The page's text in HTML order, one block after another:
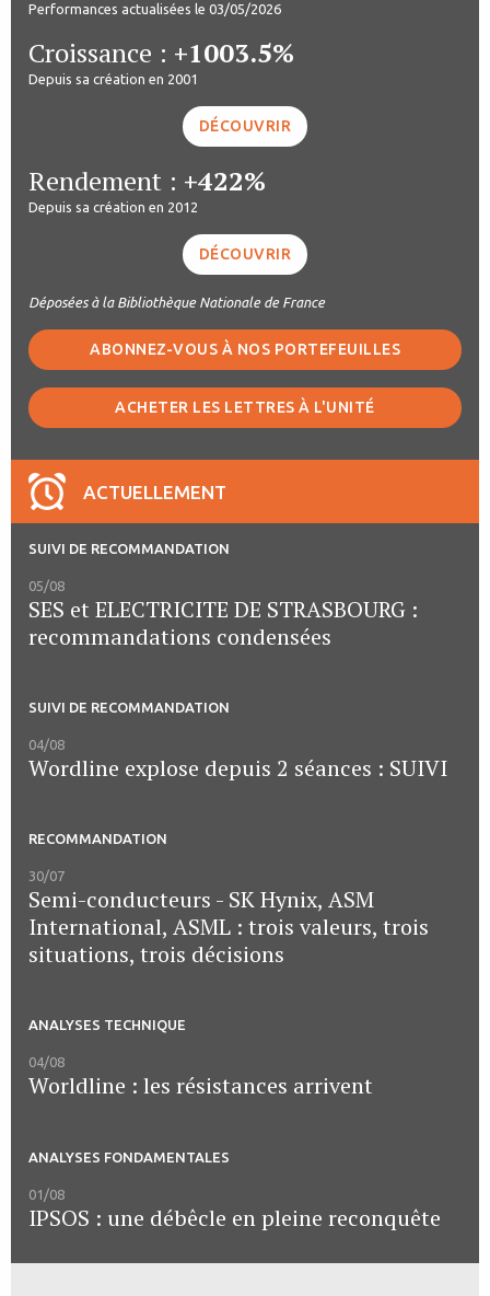
Performances actualisées le 03/05/2026
Croissance : +1003.5%
Depuis sa création en 2001
DÉCOUVRIR
Rendement : +422%
Depuis sa création en 2012
DÉCOUVRIR
Déposées à la Bibliothèque Nationale de France
ABONNEZ-VOUS À NOS PORTEFEUILLES
ACHETER LES LETTRES À L'UNITÉ
ACTUELLEMENT
SUIVI DE RECOMMANDATION
05/08
SES et ELECTRICITE DE STRASBOURG :
recommandations condensées
SUIVI DE RECOMMANDATION
04/08
Wordline explose depuis 2 séances : SUIVI
RECOMMANDATION
30/07
Semi-conducteurs - SK Hynix, ASM
International, ASML : trois valeurs, trois
situations, trois décisions
ANALYSES TECHNIQUE
04/08
Worldline : les résistances arrivent
ANALYSES FONDAMENTALES
01/08
IPSOS : une débêcle en pleine reconquête